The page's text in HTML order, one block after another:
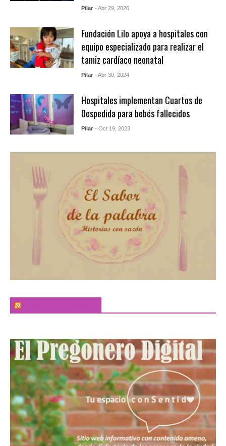
Pilar - Abr 29, 2026
Fundación Lilo apoya a hospitales con
equipo especializado para realizar el
tamiz cardíaco neonatal
Pilar - Abr 30, 2024
Hospitales implementan Cuartos de
Despedida para bebés fallecidos
Pilar - Oct 19, 2023